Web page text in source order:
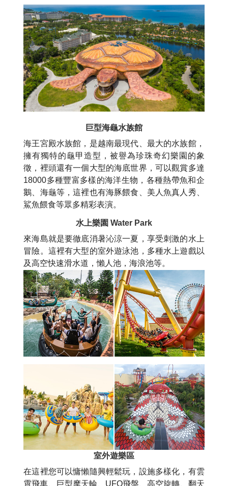
巨型海龜水族館
海王宮殿水族館，是越南最現代、最大的水族館，
擁有獨特的龜甲造型，被譽為珍珠奇幻樂園的象
徵，裡頭還有一個大型的海底世界，可以觀賞多達
18000多種豐富多樣的海洋生物，各種熱帶魚和企
鵝、海龜等，這裡也有海豚餵食、美人魚真人秀、
鯊魚餵食等眾多精彩表演。
水上樂園 Water Park
來海島就是要徹底消暑沁涼一夏，享受刺激的水上
冒險。這裡有大型的室外遊泳池，多種水上遊戲以
及高空快速滑水道，懶人池，海浪池等。
室外遊樂區
在這裡您可以慵懶隨興輕鬆玩，設施多樣化，有雲
霄飛車、巨型摩天輪、UFO飛盤、高空旋轉、翻天